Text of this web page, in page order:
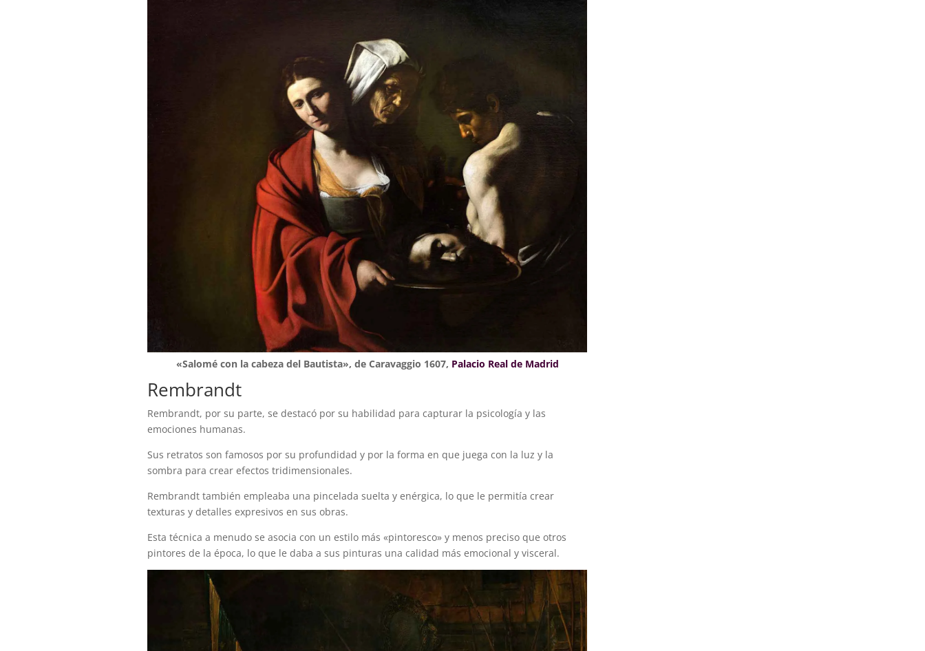
«Salomé con la cabeza del Bautista», de Caravaggio 1607, Palacio Real de Madrid
Rembrandt
Rembrandt, por su parte, se destacó por su habilidad para capturar la psicología y las
emociones humanas.
Sus retratos son famosos por su profundidad y por la forma en que juega con la luz y la
sombra para crear efectos tridimensionales.
Rembrandt también empleaba una pincelada suelta y enérgica, lo que le permitía crear
texturas y detalles expresivos en sus obras.
Esta técnica a menudo se asocia con un estilo más «pintoresco» y menos preciso que otros
pintores de la época, lo que le daba a sus pinturas una calidad más emocional y visceral.